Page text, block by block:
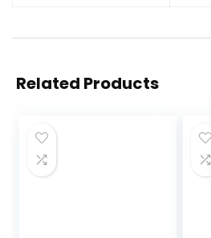
Related Products